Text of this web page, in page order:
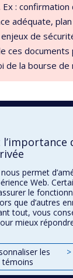
: confirmation
adéquate,
de
ces
de la bourse de
l’importance
permet
Web.
le
que d’autres
tout, vous
mieux
les
témoins
>